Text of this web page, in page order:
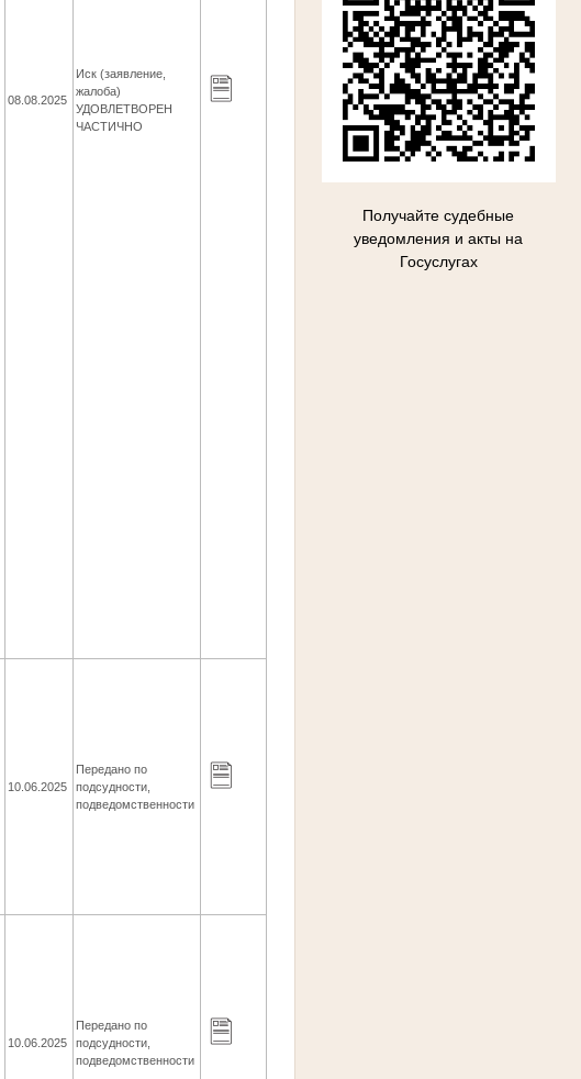
Получайте судебные
уведомления и акты на
Госуслугах
08.08.2025
Иск (заявление,
жалоба)
УДОВЛЕТВОРЕН
ЧАСТИЧНО
10.06.2025
Передано по
подсудности,
подведомственности
10.06.2025
Передано по
подсудности,
подведомственности